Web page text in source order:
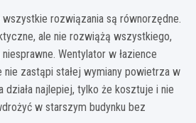
wszystkie rozwiązania są równorzędne.
ale nie rozwiążą wszystkiego,
Wentylator w łazience
nie zastąpi stałej wymiany powietrza w
działa najlepiej, tylko że kosztuje i nie
w starszym budynku bez